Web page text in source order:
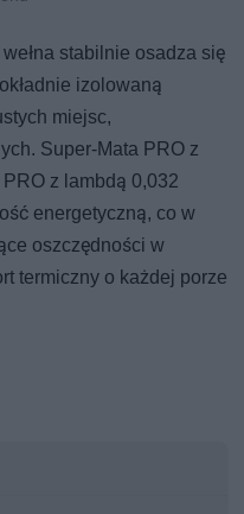
stabilnie osadza się
izolowaną
miejsc,
Super-Mata PRO z
z lambdą 0,032
energetyczną, co w
oszczędności w
termiczny o każdej porze